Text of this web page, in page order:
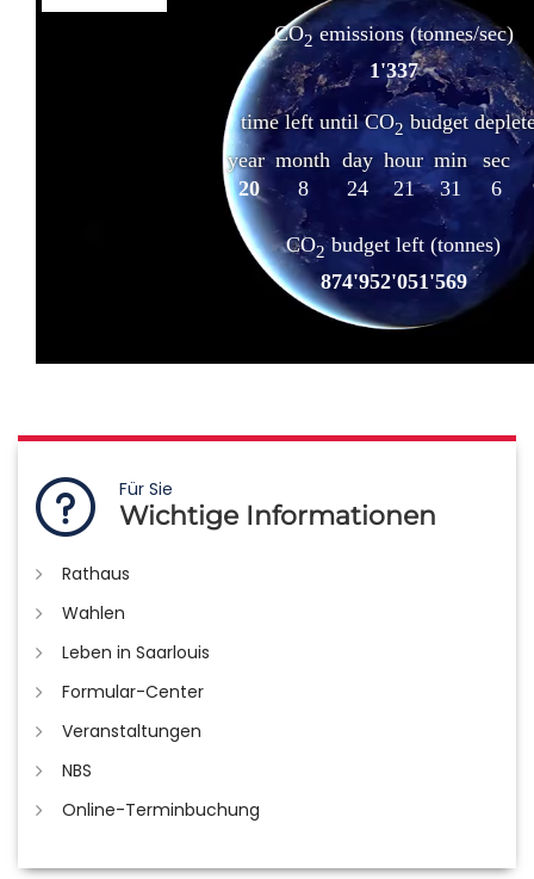
Für Sie
Wichtige Informationen
Rathaus
Wahlen
Leben in Saarlouis
Formular-Center
Veranstaltungen
NBS
Online-Terminbuchung